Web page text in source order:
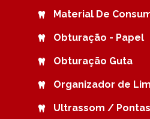
Material De
Obturação - Papel
Obturação Guta
Organizador de
Ultrassom /